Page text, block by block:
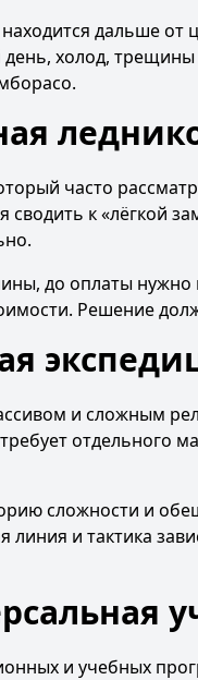
дальше от
холод,
.
часто
к «лёгкой
до оплаты
Решение
и сложным
сложности и
и тактика
и учебных